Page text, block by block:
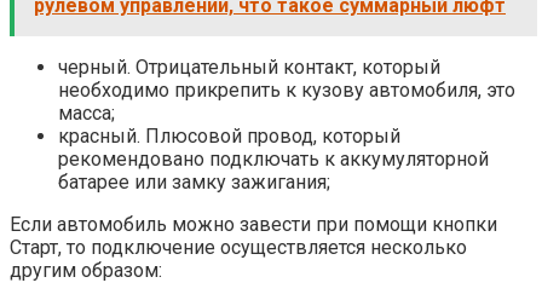
рулевом управлении, что такое суммарный люфт
черный. Отрицательный контакт, который
необходимо прикрепить к кузову автомобиля, это
масса;
красный. Плюсовой провод, который
рекомендовано подключать к аккумуляторной
батарее или замку зажигания;
Если автомобиль можно завести при помощи кнопки
Старт, то подключение осуществляется несколько
другим образом: